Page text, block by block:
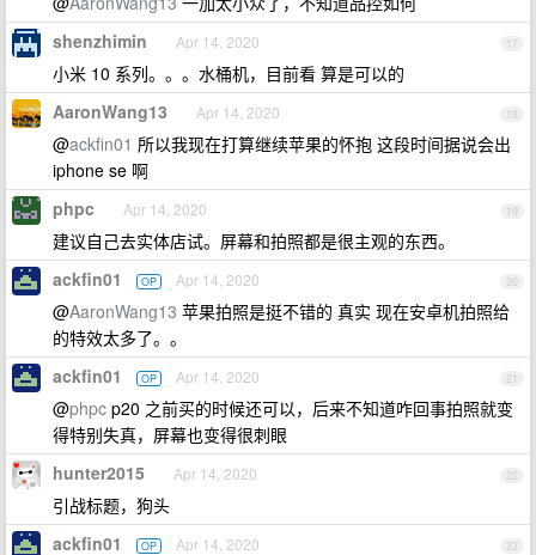
17
shenzhimin Apr 14, 2020
小米 10 系列。。。水桶机，目前看 算是可以的
18
AaronWang13 Apr 14, 2020
@ackfin01 所以我现在打算继续苹果的怀抱 这段时间据说会出
iphone se 啊
19
phpc Apr 14, 2020
建议自己去实体店试。屏幕和拍照都是很主观的东西。
20
ackfin01 OP Apr 14, 2020
@AaronWang13 苹果拍照是挺不错的 真实 现在安卓机拍照给
的特效太多了。。
21
ackfin01 OP Apr 14, 2020
@phpc p20 之前买的时候还可以，后来不知道咋回事拍照就变
得特别失真，屏幕也变得很刺眼
22
hunter2015 Apr 14, 2020
引战标题，狗头
23
ackfin01 OP Apr 14, 2020